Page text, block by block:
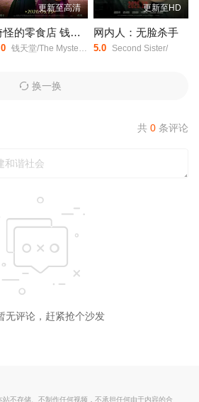
更新至高清
奇怪的零食店 钱天堂
钱天堂/The Mysterious Candy Store/Strange Snack Shop Jeoncheondang/
更新至HD
网内人：无脸杀手
5.0 Second Sister/
换一换
共 0 条评论
无评论，赶紧抢个沙发
不存储、不制作任何视频，不承担任何由于内容的合